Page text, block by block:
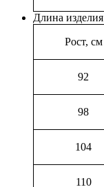
Длина изделия
Рост, см
92
98
104
110